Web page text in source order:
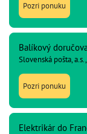
Pozri ponuku
Balíkový
Slovenská pošta,
Pozri ponuku
Elektrikár do